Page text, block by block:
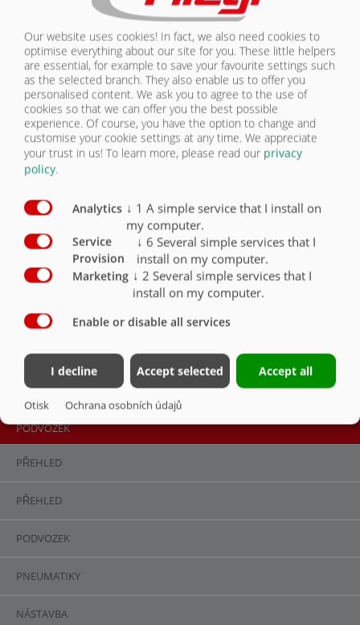
3násobný řídicí blok s ovládacím panelem O
3násobný řídicí blok s rádiovým dálkovým
ovládáním
O
Opěrná noha s převodem X
Výška závěsu cca 1400 mm X
Provedení nápravy s bubnovou brzdou
2 brzděné nápravy, zadní náprava řízená,
2okruhový stlačený vzduch s ALB X
Provedení 60 km/h s EBS 24 V X
Vzduchové odpružení
PODVOZEK
PŘEHLED
PŘEHLED
PODVOZEK
PNEUMATIKY
NÁSTAVBA
Our website uses cookies! In fact, we also need cookies to
optimise everything about our site for you. These little helpers
are essential, for example to save your favourite settings such
as the selected branch. They also enable us to offer you
personalised content. We ask you to agree to the use of
cookies so that we can offer you the best possible
experience. Of course, you have the option to change and
customise your cookie settings at any time. We appreciate
your trust in us! To learn more, please read our privacy
policy.
Analytics ↓ 1 A simple service that I install on
my computer.
Service
Provision
↓ 6 Several simple services that I
install on my computer.
Marketing ↓ 2 Several simple services that I
install on my computer.
Enable or disable all services
I decline Accept selected Accept all
Otisk Ochrana osobních údajů